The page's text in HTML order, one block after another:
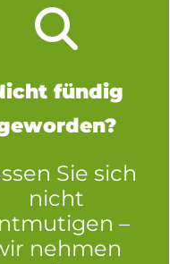
Holland
fündig
Sie sich
nicht
–
nehmen